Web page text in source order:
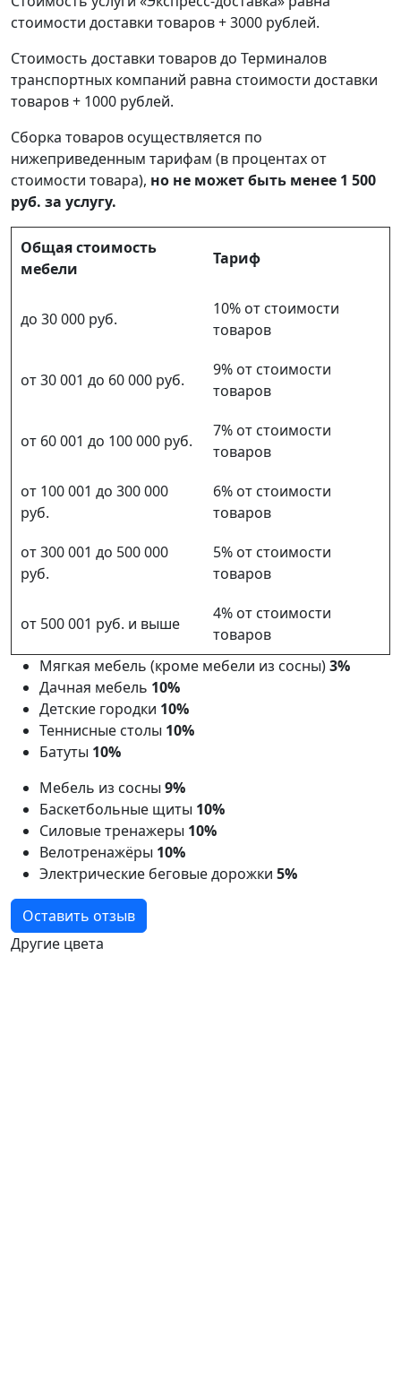
стоимости доставки товаров + 3000 рублей.
Стоимость доставки товаров до Терминалов
транспортных компаний равна стоимости доставки
товаров + 1000 рублей.
Сборка товаров осуществляется по
нижеприведенным тарифам (в процентах от
стоимости товара), но не может быть менее 1 500
руб. за услугу.
Общая стоимость
мебели
Тариф
до 30 000 руб.
10% от стоимости
товаров
от 30 001 до 60 000 руб.
9% от стоимости
товаров
от 60 001 до 100 000 руб.
7% от стоимости
товаров
от 100 001 до 300 000
руб.
6% от стоимости
товаров
от 300 001 до 500 000
руб.
5% от стоимости
товаров
от 500 001 руб. и выше
4% от стоимости
товаров
Мягкая мебель (кроме мебели из сосны)3%
Дачная мебель 10%
Детские городки 10%
Теннисные столы 10%
Батуты 10%
Мебель из сосны 9%
Баскетбольные щиты 10%
Силовые тренажеры 10%
Велотренажёры 10%
Электрические беговые дорожки 5%
Оставить отзыв
Другие цвета